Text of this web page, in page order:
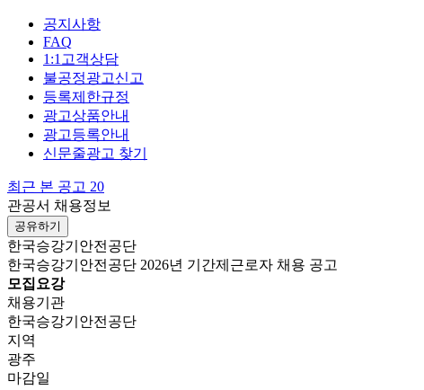
공지사항
FAQ
1:1고객상담
불공정광고신고
등록제한규정
광고상품안내
광고등록안내
신문줄광고 찾기
최근 본 공고 20
관공서 채용정보
공유하기
한국승강기안전공단
한국승강기안전공단 2026년 기간제근로자 채용 공고
모집요강
채용기관
한국승강기안전공단
지역
광주
마감일